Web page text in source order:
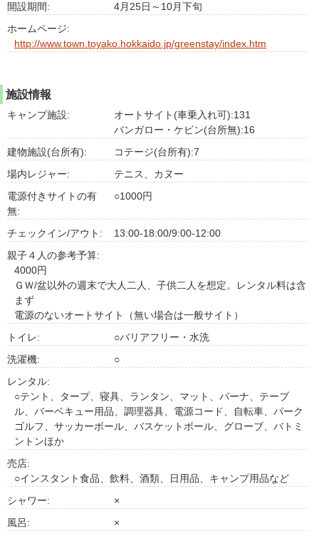
開設期間:
4月25日～10月下旬
ホームページ:
http://www.town.toyako.hokkaido.jp/greenstay/index.htm
施設情報
キャンプ施設:
オートサイト(車乗入れ可):131
バンガロー・ケビン(台所無):16
建物施設(台所有):
コテージ(台所有):7
場内レジャー:
テニス、カヌー
電源付きサイトの有
無:
○1000円
チェックイン/アウト:
13:00-18:00/9:00-12:00
親子４人の参考予算:
4000円
ＧＷ/盆以外の週末で大人二人、子供二人を想定。レンタル料は含
まず
電源のないオートサイト（無い場合は一般サイト）
トイレ:
○バリアフリー・水洗
洗濯機:
○
レンタル:
○テント、タープ、寝具、ランタン、マット、バーナ、テーブ
ル、バーベキュー用品、調理器具、電源コード、自転車、パーク
ゴルフ、サッカーボール、バスケットボール、グローブ、バトミ
ントンほか
売店:
○インスタント食品、飲料、酒類、日用品、キャンプ用品など
シャワー:
×
風呂:
×